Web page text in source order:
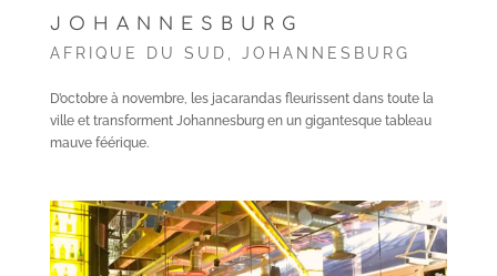
JOHANNESBURG
AFRIQUE DU SUD JOHANNESBURG
D’octobre à novembre, les jacarandas fleurissent dans toute la
ville et transforment Johannesburg en un gigantesque tableau
mauve féérique.